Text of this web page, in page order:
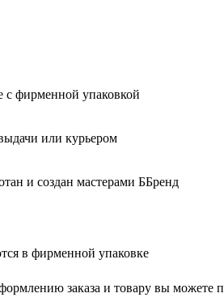
c фирменной упаковкой
или курьером
и создан мастерами ББренд
в фирменной упаковке
заказа и товару вы можете